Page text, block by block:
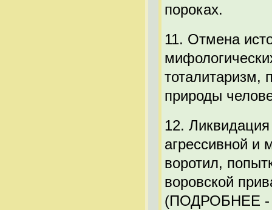
пороках.
11. Отмена
тоталитаризм,
природы
12. Ликвидация
агрессивной и
воротил,
воровской
(ПОДРОБНЕЕ